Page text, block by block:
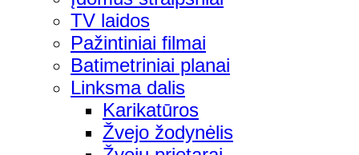
TV laidos
Pažintiniai filmai
Batimetriniai planai
Linksma dalis
Karikatūros
Žvejo žodynėlis